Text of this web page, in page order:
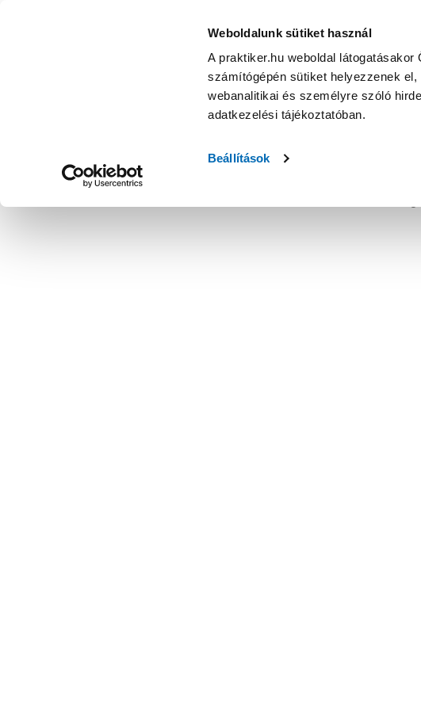
Weboldalunk sütiket használ
A praktiker.hu weboldal
számítógépén sütiket helyezzenek
webanalitikai és személyre szóló
adatkezelési tájékoztatóban.
Beállítások